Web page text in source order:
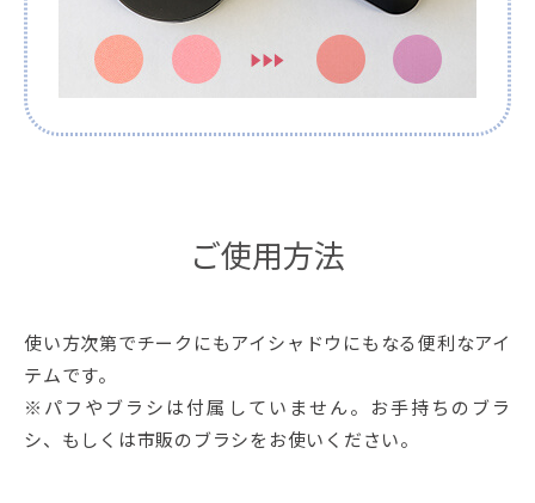
ご使用方法
使い方次第でチークにもアイシャドウにもなる便利なアイ
テムです。
※パフやブラシは付属していません。お手持ちのブラ
シ、もしくは市販のブラシをお使いください。